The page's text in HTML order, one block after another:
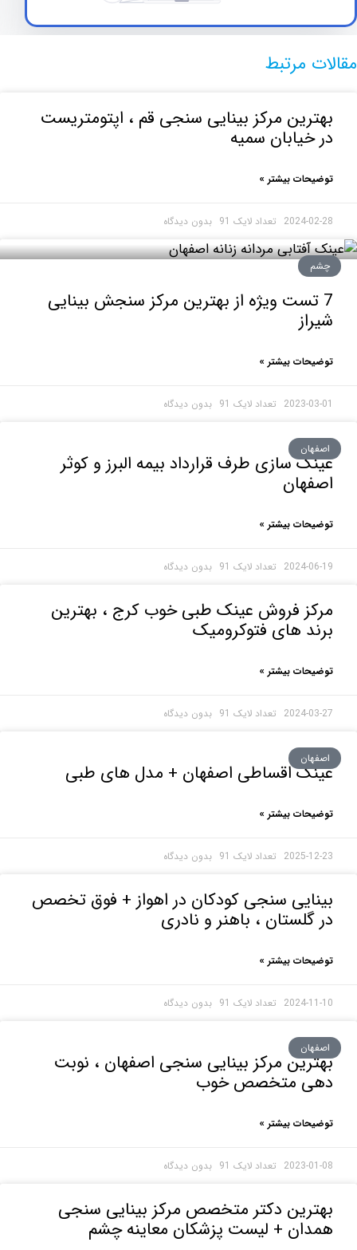
مرتبط
مرکز بینایی سنجی قم ، اپتومتریست
سمیه
بیشتر »
2024- بدون دیدگاه
تست ویژه از بهترین مرکز سنجش بینایی
بیشتر »
2023- بدون دیدگاه
سازی طرف قرارداد بیمه البرز و کوثر
بیشتر »
2024- بدون دیدگاه
فروش عینک طبی خوب کرج ، بهترین
های فتوکرومیک
بیشتر »
2024- بدون دیدگاه
اقساطی اصفهان + مدل های طبی
بیشتر »
2025- بدون دیدگاه
سنجی کودکان در اهواز + فوق تخصص
، باهنر و نادری
بیشتر »
2024- بدون دیدگاه
مرکز بینایی سنجی اصفهان ، نوبت
متخصص خوب
بیشتر »
2023- بدون دیدگاه
دکتر متخصص مرکز بینایی سنجی
+ لیست پزشکان معاینه چشم